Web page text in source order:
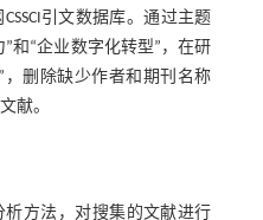
引文数据库。通过主题
和“企业数字化转型”，在研
，删除缺少作者和期刊名称
献。
方法，对搜集的文献进行